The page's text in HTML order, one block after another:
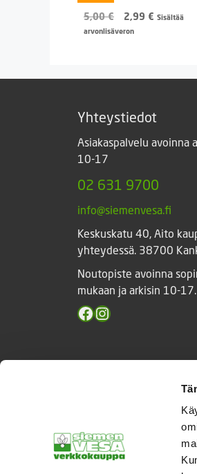
5,00€
Alkuperäinen
hinta
2,99 € Nykyinen
Sisältää
arvonlisäveron
Yhteystiedot
Asiakaspalvelu avoinna
10-17
02 631 9700
info@siemenvesa.fi
Keskuskatu 40, Aito
yhteydessä. 38700
Noutopiste avoinna
mukaan ja arkisin 10-17.
Facebook
Instagram
© Siemenvesa